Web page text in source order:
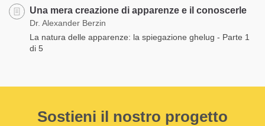
Una mera creazione di apparenze e il conoscerle
Dr. Alexander Berzin
La natura delle apparenze: la spiegazione ghelug - Parte 1
di 5
Sostieni il nostro progetto